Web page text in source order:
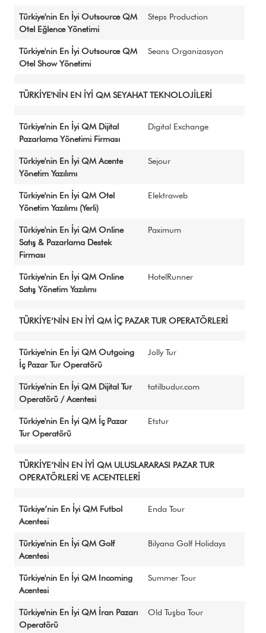
Türkiye'nin En İyi Outsource QM
Otel Eğlence Yönetimi
Steps Production
Türkiye'nin En İyi Outsource QM
Otel Show Yönetimi
Seans Organizasyon
TÜRKİYE'NİN EN İYİ QM SEYAHAT TEKNOLOJİLERİ
Türkiye'nin En İyi QM Dijital
Pazarlama Yönetimi Firması
Digital Exchange
Türkiye'nin En İyi QM Acente
Yönetim Yazılımı
Sejour
Türkiye'nin En İyi QM Otel
Yönetim Yazılımı (Yerli)
Elektraweb
Türkiye'nin En İyi QM Online
Satış & Pazarlama Destek
Firması
Paximum
Türkiye'nin En İyi QM Online
Satış Yönetim Yazılımı
HotelRunner
TÜRKİYE’NİN EN İYİ QM İÇ PAZAR TUR OPERATÖRLERİ
Türkiye'nin En İyi QM Outgoing
İç Pazar Tur Operatörü
Jolly Tur
Türkiye'nin En İyi QM Dijital Tur
Operatörü / Acentesi
tatilbudur.com
Türkiye'nin En İyi QM İç Pazar
Tur Operatörü
Etstur
TÜRKİYE’NİN EN İYİ QM ULUSLARARASI PAZAR TUR
OPERATÖRLERİ VE ACENTELERİ
Türkiye’nin En İyi QM Futbol
Acentesi
Enda Tour
Türkiye'nin En İyi QM Golf
Acentesi
Bilyana Golf Holidays
Türkiye'nin En İyi QM Incoming
Acentesi
Summer Tour
Türkiye'nin En İyi QM İran Pazarı
Operatörü
Old Tuşba Tour